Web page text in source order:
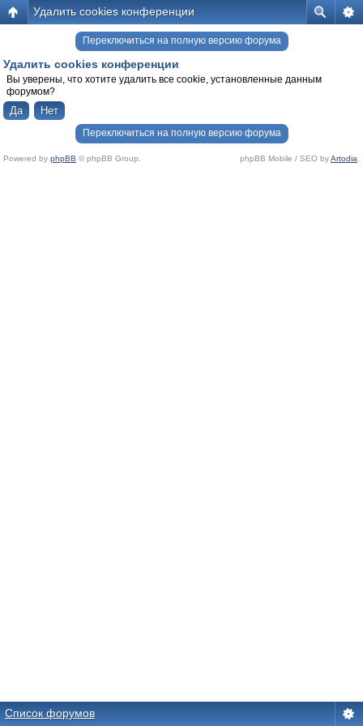
Удалить cookies конференции
Переключиться на полную версию форума
Удалить cookies конференции
Вы уверены, что хотите удалить все cookie, установленные данным
форумом?
Переключиться на полную версию форума
Powered by phpBB © phpBB Group. phpBB Mobile / SEO byArtodia
Список форумов